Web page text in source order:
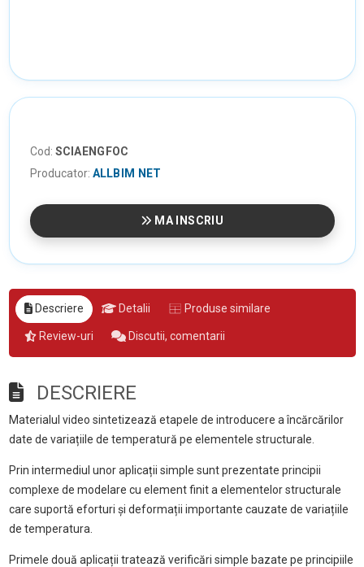
Cod: SCIAENGFOC
Producator: ALLBIM NET
MA INSCRIU
Descriere Detalii Produse similare
Review-uri Discutii, comentarii
DESCRIERE
Materialul video sintetizează etapele de introducere a încărcărilor
date de variațiile de temperatură pe elementele structurale.
Prin intermediul unor aplicații simple sunt prezentate principii
complexe de modelare cu element finit a elementelor structurale
care suportă eforturi și deformații importante cauzate de variațiile
de temperatura.
Primele două aplicații tratează verificări simple bazate pe principiile